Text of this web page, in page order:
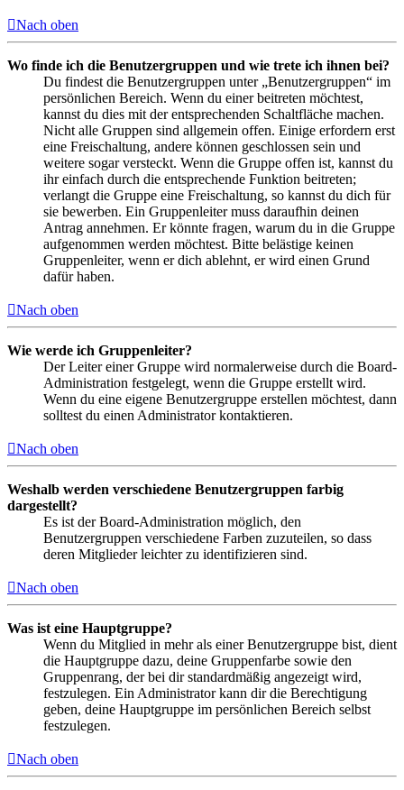
Nach oben
Wo finde ich die Benutzergruppen und wie trete ich ihnen bei?
Du findest die Benutzergruppen unter „Benutzergruppen“ im
persönlichen Bereich. Wenn du einer beitreten möchtest,
kannst du dies mit der entsprechenden Schaltfläche machen.
Nicht alle Gruppen sind allgemein offen. Einige erfordern erst
eine Freischaltung, andere können geschlossen sein und
weitere sogar versteckt. Wenn die Gruppe offen ist, kannst du
ihr einfach durch die entsprechende Funktion beitreten;
verlangt die Gruppe eine Freischaltung, so kannst du dich für
sie bewerben. Ein Gruppenleiter muss daraufhin deinen
Antrag annehmen. Er könnte fragen, warum du in die Gruppe
aufgenommen werden möchtest. Bitte belästige keinen
Gruppenleiter, wenn er dich ablehnt, er wird einen Grund
dafür haben.
Nach oben
Wie werde ich Gruppenleiter?
Der Leiter einer Gruppe wird normalerweise durch die Board-
Administration festgelegt, wenn die Gruppe erstellt wird.
Wenn du eine eigene Benutzergruppe erstellen möchtest, dann
solltest du einen Administrator kontaktieren.
Nach oben
Weshalb werden verschiedene Benutzergruppen farbig
dargestellt?
Es ist der Board-Administration möglich, den
Benutzergruppen verschiedene Farben zuzuteilen, so dass
deren Mitglieder leichter zu identifizieren sind.
Nach oben
Was ist eine Hauptgruppe?
Wenn du Mitglied in mehr als einer Benutzergruppe bist, dient
die Hauptgruppe dazu, deine Gruppenfarbe sowie den
Gruppenrang, der bei dir standardmäßig angezeigt wird,
festzulegen. Ein Administrator kann dir die Berechtigung
geben, deine Hauptgruppe im persönlichen Bereich selbst
festzulegen.
Nach oben